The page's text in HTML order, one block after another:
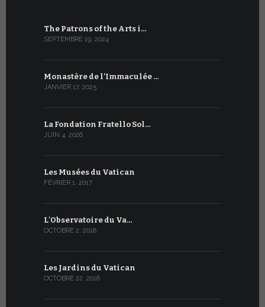
The Patrons of the Arts i…
SEPTEMBRE 19, 2024
Monastère de l’Immaculée …
JANVIER 17, 2025
La Fondation Fratello Sol…
JUIN 4, 2026
Les Musées du Vatican
FÉVRIER 1, 2017
L'Observatoire du Va…
OCTOBRE 2, 2018
Les Jardins du Vatican
OCTOBRE 22, 2018